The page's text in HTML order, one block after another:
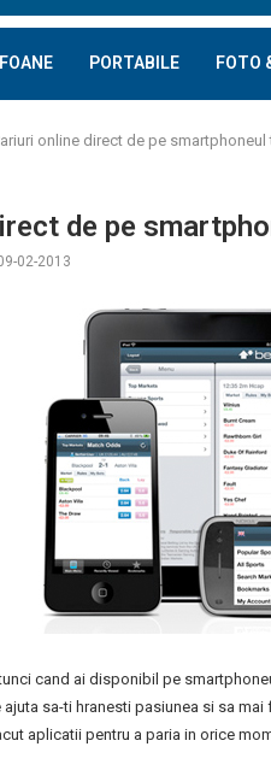
PORTABILE FOTO
online direct de pe smartphoneul
de pe
02-2013
cand ai disponibil pe
sa-ti hranesti pasiunea si sa
aplicatii pentru a paria in orice